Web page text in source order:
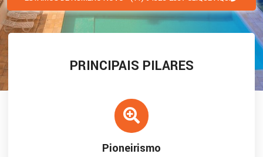
PRINCIPAIS PILARES
Pioneirismo